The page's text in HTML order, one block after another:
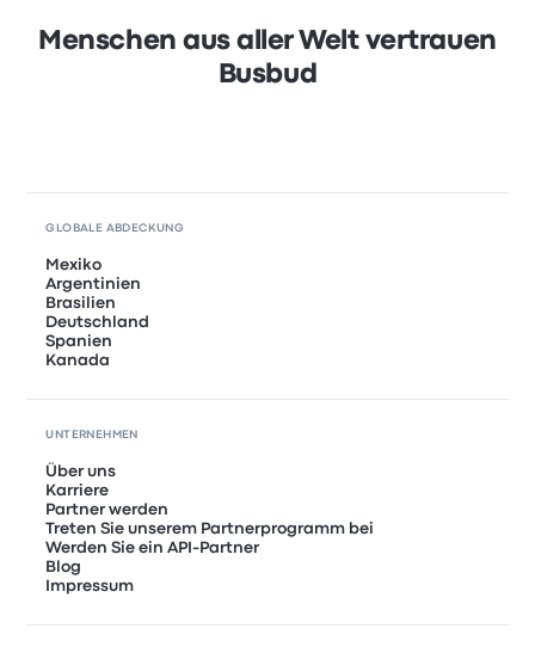
Menschen aus aller Welt vertrauen
Busbud
GLOBALE ABDECKUNG
Mexiko
Argentinien
Brasilien
Deutschland
Spanien
Kanada
UNTERNEHMEN
Über uns
Karriere
Partner werden
Treten Sie unserem Partnerprogramm bei
Werden Sie ein API-Partner
Blog
Impressum